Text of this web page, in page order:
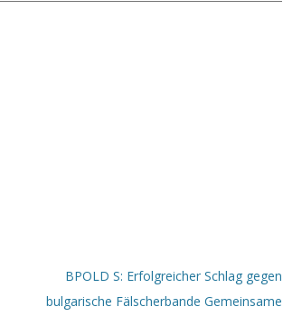
BPOLD S: Erfolgreicher Schlag gegen
bulgarische Fälscherbande Gemeinsame